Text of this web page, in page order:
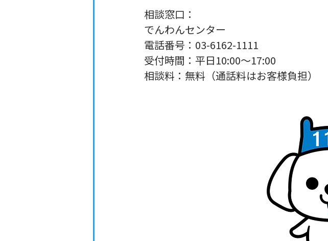
相談窓口：
でんわんセンター
電話番号：03-6162-1111
受付時間：平日10:00～17:00
相談料：無料（通話料はお客様負担）